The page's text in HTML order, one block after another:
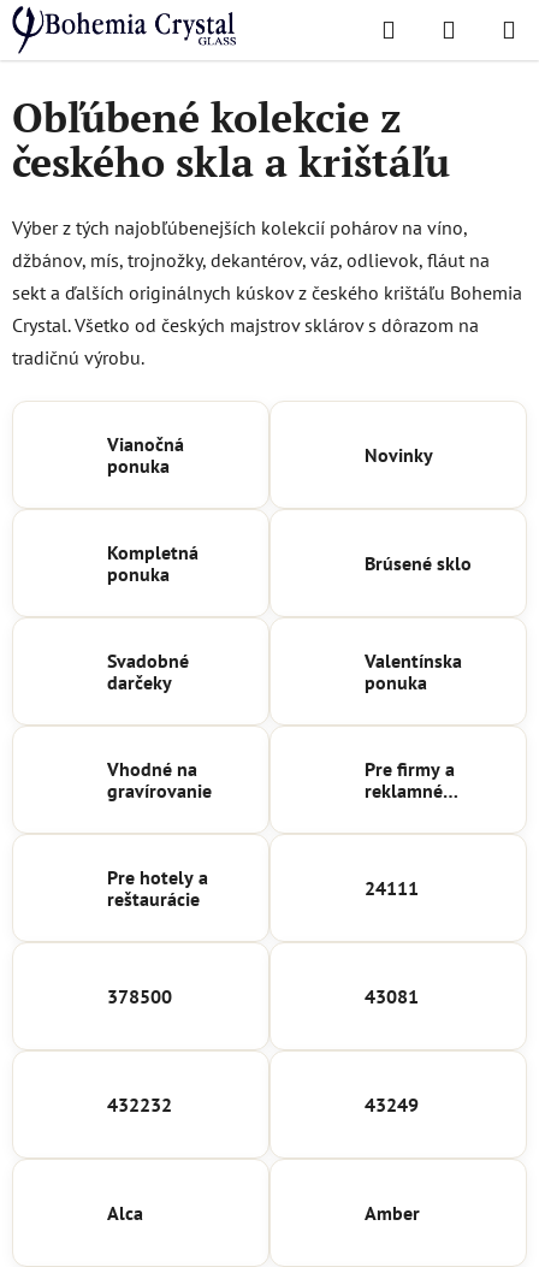
Prejsť
na
obsah
Hľadať
KOŠÍK
Domov
/ Obľúbené kolekcie
Obľúbené kolekcie z
českého skla a krištáľu
Výber z tých najobľúbenejších kolekcií pohárov na víno,
džbánov, mís, trojnožky, dekantérov, váz, odlievok, fláut na
sekt a ďalších originálnych kúskov z českého krištáľu Bohemia
Crystal. Všetko od českých majstrov sklárov s dôrazom na
tradičnú výrobu.
Vianočná
ponuka
Novinky
Kompletná
ponuka
Brúsené sklo
Svadobné
darčeky
Valentínska
ponuka
Vhodné na
gravírovanie
Pre firmy a
reklamné
Pre hotely a
reštaurácie
24111
378500 43081
432232 43249
Alca Amber